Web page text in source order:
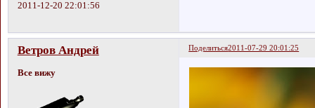
2011-12-20 22:01:56
Поделиться2011-07-29 20:01:25
Ветров Андрей
Все вижу